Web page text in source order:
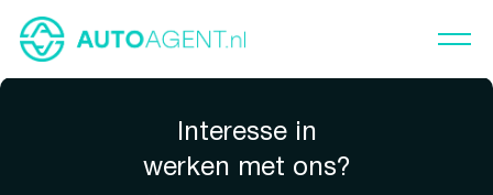
Interesse in
werken met ons?